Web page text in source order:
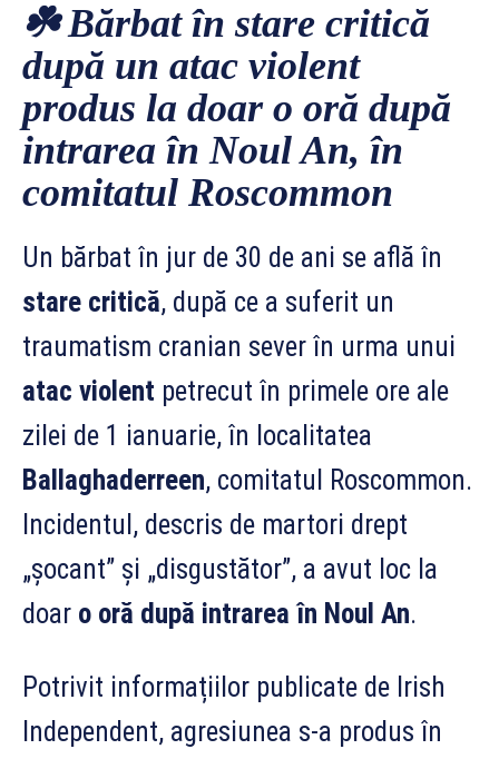
☘️Bărbat în stare critică
după un atac violent
produs la doar o oră după
intrarea în Noul An, în
comitatul Roscommon
Un bărbat în jur de 30 de ani se află în
stare critică, după ce a suferit un
traumatism cranian sever în urma unui
atac violent petrecut în primele ore ale
zilei de 1 ianuarie, în localitatea
Ballaghaderreen, comitatul Roscommon.
Incidentul, descris de martori drept
„șocant” și „disgustător”, a avut loc la
doar o oră după intrarea în Noul An.
Potrivit informațiilor publicate de Irish
Independent, agresiunea s-a produs în